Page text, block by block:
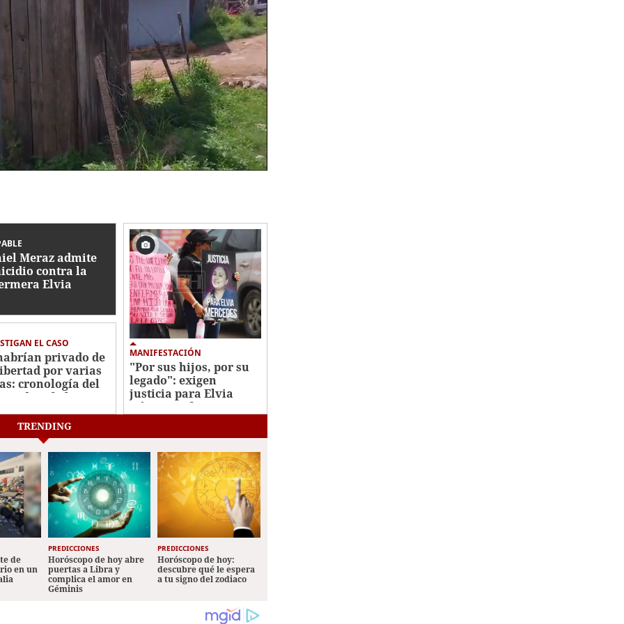
Meraz admite
contra la
Elvia
EL CASO
privado de
por varias
cronología del
de Jafeth Pozo
MANIFESTACIÓN
"Por sus hijos, por su
legado": exigen
justicia para Elvia
Gómez, enfermera
TRENDING
de
en un
PREDICCIONES
Horóscopo de hoy abre
puertas a Libra y
complica el amor en
Géminis
PREDICCIONES
Horóscopo de hoy:
descubre qué le espera
a tu signo del zodiaco